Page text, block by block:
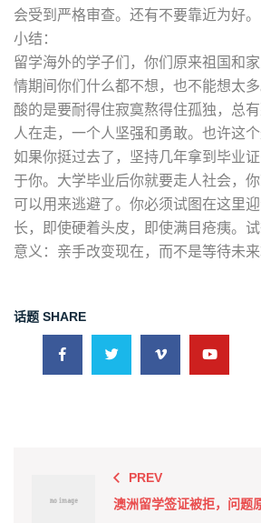
会受到严格审查。还有不要靠近为好。
小结：
留学海外的学子们，你们原来祖国和
情期间你们什么都不想，也不能想太
酸的是要耐得住寂寞熬得住孤独，总
人在走，一个人坚强和勇敢。也许这
如果你挺过去了，坚持几年拿到毕业
于你。大学毕业后你就要走人社会，
可以用来逃避了。你必须试图在这里
长，即使硬着头皮，即使满目疮痍。
意义：亲手改变现在，而不是等待未来
话题 SHARE
PREV
澳洲留学签证被拒，问题